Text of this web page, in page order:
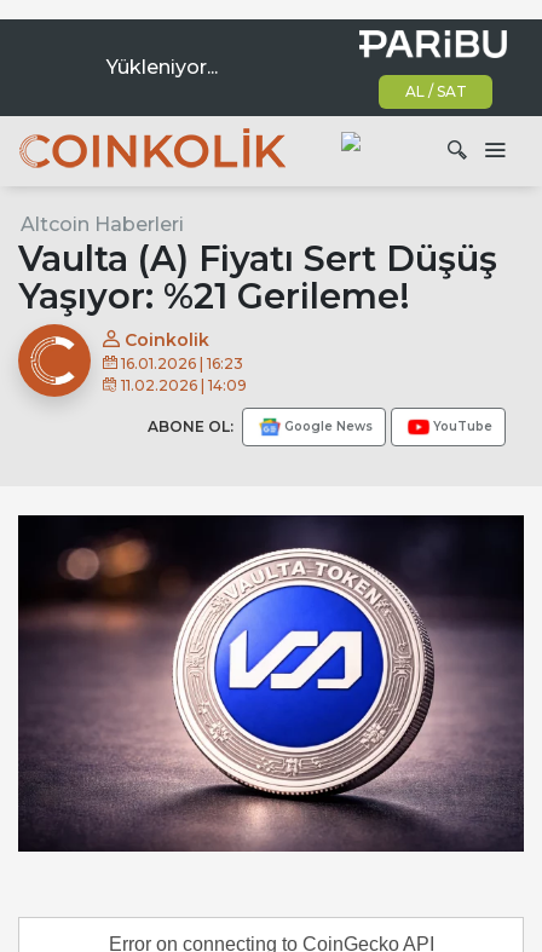
Yükleniyor...
AL / SAT
Ana dolaşım
Ara
Altcoin Haberleri
Vaulta (A) Fiyatı Sert Düşüş
Yaşıyor: %21 Gerileme!
Coinkolik
16.01.2026 | 16:23
11.02.2026 | 14:09
ABONE OL: Google News YouTube